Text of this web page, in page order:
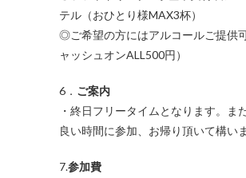
テル（おひとり様MAX3杯）
◎ご希望の方にはアルコールご提供
ャッシュオンALL500円）
6． ご案内
・終日フリータイムとなります。ま
良い時間に参加、お帰り頂いて構い
7.参加費